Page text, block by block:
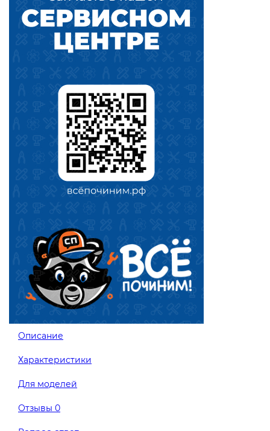
Описание
Характеристики
Для моделей
Отзывы 0